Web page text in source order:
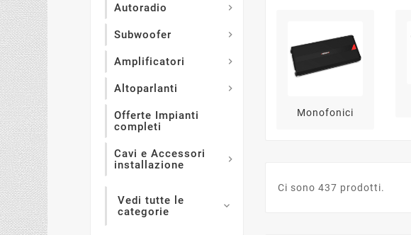
Autoradio 
Subwoofer 
Amplificatori 
Altoparlanti 
Offerte Impianti
completi
Cavi e Accessori
installazione

Vedi tutte le
categorie

Monofonici
Ci sono 437 prodotti.